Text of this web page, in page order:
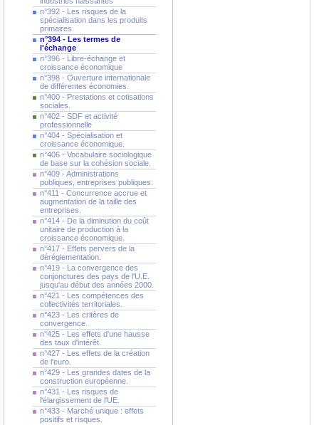
n°392 - Les risques de la
spécialisation dans les produits
primaires
n°394 - Les termes de
l'échange
n°396 - Libre-échange et
croissance économique
n°398 - Ouverture internationale
de différentes économies.
n°400 - Prestations et cotisations
sociales.
n°402 - SDF et activité
professionnelle
n°404 - Spécialisation et
croissance économique.
n°406 - Vocabulaire sociologique
de base sur la cohésion sociale.
n°409 - Administrations
publiques, entreprises publiques.
n°411 - Concurrence accrue et
augmentation de la taille des
entreprises.
n°414 - De la diminution du coût
unitaire de production à la
croissance économique.
n°417 - Effets pervers de la
déréglementation.
n°419 - La convergence des
conjonctures des pays de l'U.E.
jusqu'au début des années 2000.
n°421 - Les compétences des
collectivités territoriales.
n°423 - Les critères de
convergence.
n°425 - Les effets d'une hausse
des taux d'intérêt.
n°427 - Les effets de la création
de l'euro.
n°429 - Les grandes dates de la
construction européenne.
n°431 - Les risques de
l'élargissement de l'UE.
n°433 - Marché unique : effets
positifs et risques.